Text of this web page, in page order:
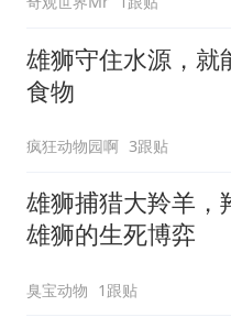
雄狮守住水源，就
食物
疯狂动物园啊 3跟贴
雄狮捕猎大羚羊，
雄狮的生死博弈
臭宝动物 1跟贴